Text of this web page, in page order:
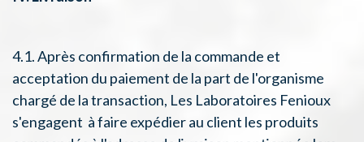
4.1. Après confirmation de la commande et
acceptation du paiement de la part de l'organisme
chargé de la transaction, Les Laboratoires Fenioux
s'engagent à faire expédier au client les produits